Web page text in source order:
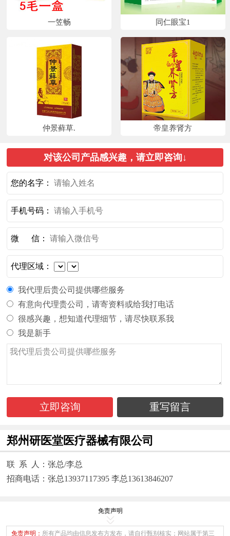
一笠畅 同仁眼宝1
仲景藓草. 帝皇养肾方
对该公司产品感兴趣，请立即咨询↓
您的名字：
手机号码：
微 信：
代理区域：
我代理后贵公司提供哪些服务
有意向代理贵公司，请寄资料或给我打电话
很感兴趣，想知道代理细节，请尽快联系我
我是新手
立即咨询 重写留言
郑州研医堂医疗器械有限公司
联 系 人：张总/李总
招商电话：张总13937117395 李总13613846207
免责声明
免责声明： 所有产品均由信息发布方发布，请自行甄别核实；网站属于第三